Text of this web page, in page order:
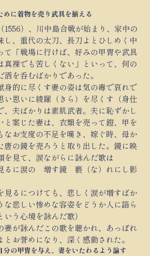
めに着物を売り武具を揃える
）、川中島合戦が始まり、家中の
し、重代の太刀、長刀よとひしめく中
て「戦場に行けば、好みの甲冑や武具
真裸でも苦しくない」といって、何の
を呑むばかりであった。
的に尽くす妻の姿は気の毒で哀れで
い思いに綾羅（きら）を尽くす（身仕
、夫ばかりは素肌武者。夫に恥ずかし
と案じた妻は、衣類を売って鎧、甲を
なお支度の不足を嘆き、嫁ぐ時、母か
唐の鏡を売ろうと取り出した。鏡に映
を見て、涙ながらに詠んだ歌は
に涙の 増す鏡 褻（な）れにし影
見るにつけても、悲しく涙が増すばか
な悲しい惨めな容姿をどうか人に語ら
う心境を詠んだ歌）
妻が詠んだこの歌を聴かれ、あっぱれ
とお誉めになり、深く感動された。
分の甲冑を与え、妻をいたわるよう諭す